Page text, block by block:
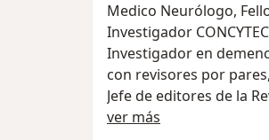
Medico Neurólogo,
Investigador
Investigador en
con revisores por
Jefe de editores de la
Cayetano Heredia
ver más